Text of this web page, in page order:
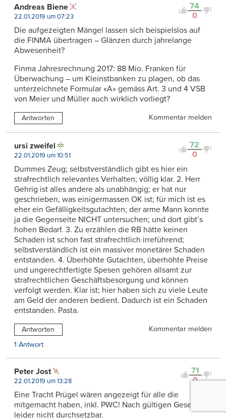
74
0
Andreas Biene
22.01.2019 um 07:23
Die aufgezeigten Mängel lassen sich beispielslos auf
die FINMA übertragen – Glänzen durch jahrelange
Abwesenheit?
Finma Jahresrechnung 2017: 88 Mio. Franken für
Überwachung – um Kleinstbanken zu plagen, ob das
unterzeichnete Formular «A» gemäss Art. 3 und 4 VSB
von Meier und Müller auch wirklich vorliegt?
Antworten Kommentar melden
72
0
ursi zweifel
22.01.2019 um 10:51
Dummes Zeug; selbstverständlich gibt es hier ein
strafrechtlich relevantes Verhalten; völlig klar. 2. Herr
Gehrig ist alles andere als unabhängig; er hat nur
geschrieben, was einigermassen OK ist; für mich ist es
eher ein Gefälligkeitsgutachten; der arme Mann konnte
ja die Gegenseite NICHT untersuchen; und dort gibt’s
hohen Bedarf. 3. Zu erzählen die RB hätte keinen
Schaden ist schon fast strafrechtlich irreführend;
selbstverständlich ist ein massiver monetärer Schaden
entstanden. 4. Überhöhte Gutachten, überhöhte Preise
und ungerechtfertigte Spesen gehören allsamt zur
strafrechtlichen Geschäftsbesorgung und können
verfolgt werden. Klar ist; hier haben sich zu viele Leute
am Geld der anderen bedient. Dadurch ist ein Schaden
entstanden. Pasta.
Antworten
Kommentar melden
1 Antwort
71
0
Peter Jost
22.01.2019 um 13:28
Eine Tracht Prügel wären angezeigt für alle die
mitgemacht haben, inkl. PWC! Nach gültigen Gesetzen
leider nicht durchsetzbar.